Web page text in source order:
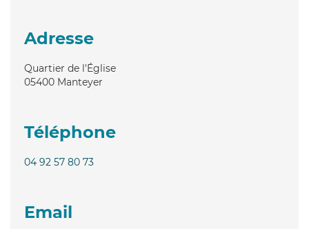
Adresse
Quartier de l'Église
05400 Manteyer
Téléphone
04 92 57 80 73
Email